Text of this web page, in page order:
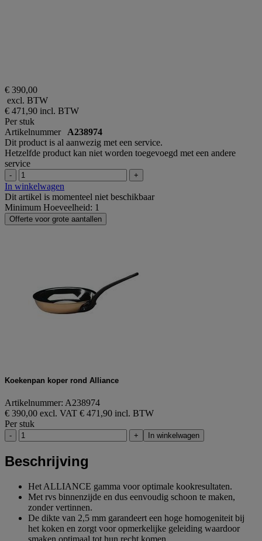
€ 390,00
excl. BTW
€ 471,90 incl. BTW
Per stuk
Artikelnummer A238974
Dit product is al aanwezig met een service.
Hetzelfde product kan niet worden toegevoegd met een andere
service
- +
In winkelwagen
Dit artikel is momenteel niet beschikbaar
Minimum Hoeveelheid: 1
Offerte voor grote aantallen
Koekenpan koper rond Alliance
Artikelnummer: A238974
€ 390,00 excl. VAT € 471,90 incl. BTW
Per stuk
- + In winkelwagen
Beschrijving
Het ALLIANCE gamma voor optimale kookresultaten.
Met rvs binnenzijde en dus eenvoudig schoon te maken,
zonder vertinnen.
De dikte van 2,5 mm garandeert een hoge homogeniteit bij
het koken en zorgt voor opmerkelijke geleiding waardoor
smaken optimaal tot hun recht komen.